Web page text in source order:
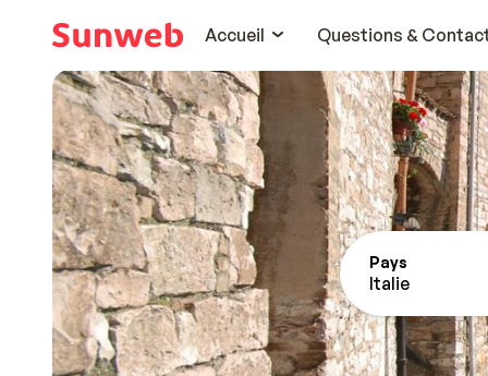
Accueil
Questions &
Pays
Italie